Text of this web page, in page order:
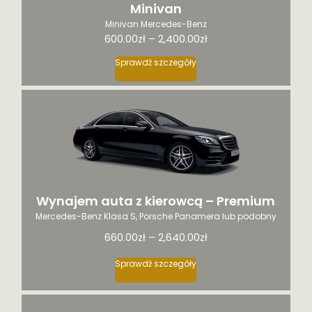
Minivan
Minivan Mercedes-Benz
600.00zł– 2,400.00zł
Sprawdź szczegóły
Ten
ma
wariantów.
można
wybrać
stronie
produktu
Wynajem auta z kierowcą – Premium
Mercedes-Benz Klasa S, Porsche Panamera lub podobny
660.00zł– 2,640.00zł
Sprawdź szczegóły
Ten
ma
wariantów.
Opcje